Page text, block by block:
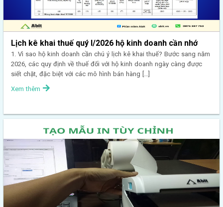
Lịch kê khai thuế quý I/2026 hộ kinh doanh cần nhớ
1. Vì sao hộ kinh doanh cần chú ý lịch kê khai thuế? Bước sang năm
2026, các quy định về thuế đối với hộ kinh doanh ngày càng được
siết chặt, đặc biệt với các mô hình bán hàng […]
Xem thêm